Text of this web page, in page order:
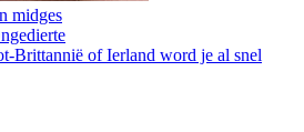
midges
Brittannië of Ierland word je al snel